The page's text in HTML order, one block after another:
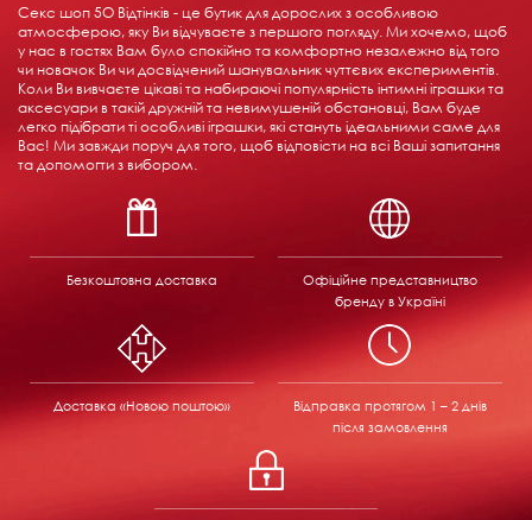
Секс шоп 5О Відтінків - це бутик для дорослих з особливою
атмосферою, яку Ви відчуваєте з першого погляду. Ми хочемо, щоб
у нас в гостях Вам було спокійно та комфортно незалежно від того
чи новачок Ви чи досвідчений шанувальник чуттєвих експериментів.
Коли Ви вивчаєте цікаві та набираючі популярність інтимні іграшки та
аксесуари в такій дружній та невимушеній обстановці, Вам буде
легко підібрати ті особливі іграшки, які стануть ідеальними саме для
Вас! Ми завжди поруч для того, щоб відповісти на всі Ваші запитання
та допомогти з вибором.
Безкоштовна доставка
Офіційне представництво
бренду в Україні
Доставка «Новою поштою» Відправка протягом 1 – 2 днів
після замовлення